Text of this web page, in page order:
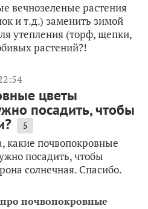
вечнозеленые растения
и т.д.) заменить зимой
утепления (торф, щепки,
растений?!
цветы
посадить, чтобы
5
какие почвопокровные
посадить, чтобы
солнечная. Спасибо.
про почвопокровные